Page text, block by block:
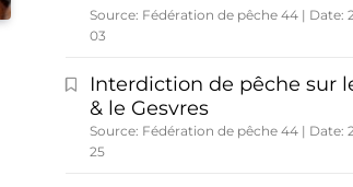
Source: Fédération de pêche 44
Date:
03
Interdiction de pêche sur
& le Gesvres
Source: Fédération de pêche 44
Date:
25